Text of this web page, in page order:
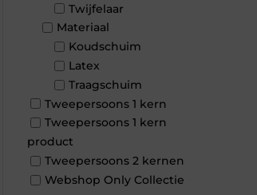
Twijfelaar
Materiaal
Koudschuim
Latex
Traagschuim
Tweepersoons 1 kern
Tweepersoons 1 kern
product
Tweepersoons 2 kernen
Webshop Only Collectie